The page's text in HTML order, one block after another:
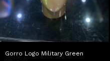
Gorro Logo Military Green